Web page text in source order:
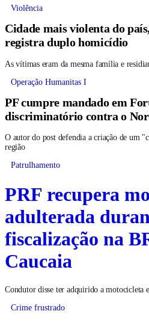
Violência
Cidade mais violenta do
registra duplo homicídio
As vítimas eram da mesma família e
Operação Humanitas I
PF cumpre mandado em
discriminatório contra o
O autor do post defendia a criação de um
região
Patrulhamento
PRF recupera
adulterada
fiscalização na
Caucaia
Condutor disse ter adquirido a motocicleta
Crime frustrado